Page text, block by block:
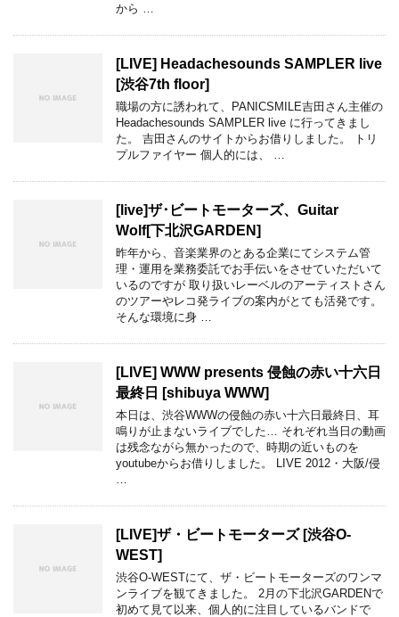
から …
[LIVE] Headachesounds SAMPLER live
[渋谷7th floor]
職場の方に誘われて、PANICSMILE吉田さん主催の
Headachesounds SAMPLER live に行ってきまし
た。 吉田さんのサイトからお借りしました。 トリ
プルファイヤー 個人的には、 …
[live]ザ･ビートモーターズ、Guitar
Wolf[下北沢GARDEN]
昨年から、音楽業界のとある企業にてシステム管
理・運用を業務委託でお手伝いをさせていただいて
いるのですが 取り扱いレーベルのアーティストさん
のツアーやレコ発ライブの案内がとても活発です。
そんな環境に身 …
[LIVE] WWW presents 侵蝕の赤い十六日
最終日 [shibuya WWW]
本日は、渋谷WWWの侵蝕の赤い十六日最終日、耳
鳴りが止まないライブでした… それぞれ当日の動画
は残念ながら無かったので、時期の近いものを
youtubeからお借りしました。 LIVE 2012・大阪/侵
[LIVE]ザ・ビートモーターズ [渋谷O-
WEST]
渋谷O-WESTにて、ザ・ビートモーターズのワンマ
ンライブを観てきました。 2月の下北沢GARDENで
初めて見て以来、個人的に注目しているバンドで